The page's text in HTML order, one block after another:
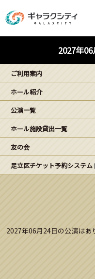
施設案内
ギャラクシティとは
こどもみーてぃんぐ
Gがくえん
ブランドからのお知らせ
2027年
ご利用案内
ホール紹介
公演一覧
ホール施設貸出一覧
友の会
足立区チケット予約システム
2027年06月24日の公演はあ